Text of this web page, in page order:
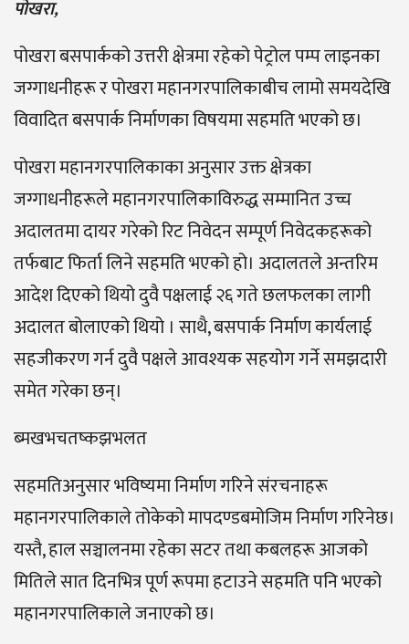
पोखरा,
पोखरा बसपार्कको उत्तरी क्षेत्रमा रहेको पेट्रोल पम्प लाइनका
जग्गाधनीहरू र पोखरा महानगरपालिकाबीच लामो समयदेखि
विवादित बसपार्क निर्माणका विषयमा सहमति भएको छ।
पोखरा महानगरपालिकाका अनुसार उक्त क्षेत्रका
जग्गाधनीहरूले महानगरपालिकाविरुद्ध सम्मानित उच्च
अदालतमा दायर गरेको रिट निवेदन सम्पूर्ण निवेदकहरूको
तर्फबाट फिर्ता लिने सहमति भएको हो। अदालतले अन्तरिम
आदेश दिएको थियो दुवै पक्षलाई २६ गते छलफलका लागी
अदालत बोलाएको थियो । साथै, बसपार्क निर्माण कार्यलाई
सहजीकरण गर्न दुवै पक्षले आवश्यक सहयोग गर्ने समझदारी
समेत गरेका छन्।
ब्मखभचतष्कझभलत
सहमतिअनुसार भविष्यमा निर्माण गरिने संरचनाहरू
महानगरपालिकाले तोकेको मापदण्डबमोजिम निर्माण गरिनेछ।
यस्तै, हाल सञ्चालनमा रहेका सटर तथा कबलहरू आजको
मितिले सात दिनभित्र पूर्ण रूपमा हटाउने सहमति पनि भएको
महानगरपालिकाले जनाएको छ।